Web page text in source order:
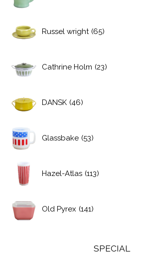
Russel wright (65)
Cathrine Holm (23)
DANSK (46)
Glassbake (53)
Hazel-Atlas (113)
Old Pyrex (141)
SPECIAL